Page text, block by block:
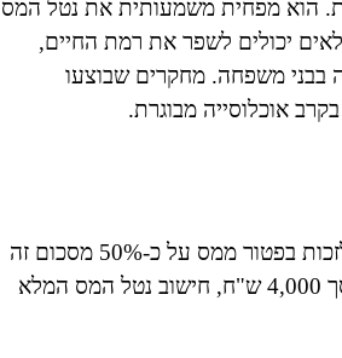
הוא מפחית משמעותית את נטל המס
יכולים לשפר את רמת החיים,
בבני משפחה. מחקרים שבוצעו
אוכלוסייה מבוגרת.
לדוגמה, פורש בן 67 המקבל קצבת פנסיה חודשית בסך 9,000 ש"ח יכול לזכות בפטור ממס על כ-50% מסכום זה
במסגרת ההוראות הנוכחיות. אם קיימת לו הכנסה נוספת משכר עבודה בסך 4,000 ש"ח, חישוב נטל המס המלא